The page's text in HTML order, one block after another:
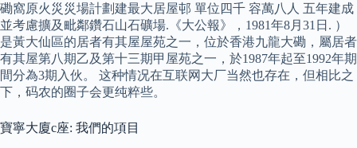
磡窩原火災災場計劃建最大居屋邨 單位四千 容萬八人 五年建成
並考慮擴及毗鄰鑽石山石礦場.《大公報》，1981年8月31日. ）
是黃大仙區的居者有其屋屋苑之一，位於香港九龍大磡，屬居者
有其屋第八期乙及第十三期甲屋苑之一，於1987年起至1992年期
間分為3期入伙。 这种情况在互联网大厂当然也存在，但相比之
下，码农的圈子会更纯粹些。
寶寧大廈c座: 我們的項目